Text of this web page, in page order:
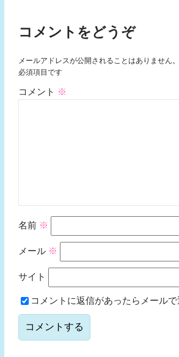
コメントをどうぞ
メールアドレスが公開されることはありません。
必須項目です
コメント ※
名前 ※
メール ※
サイト
コメントに返信があったらメールで